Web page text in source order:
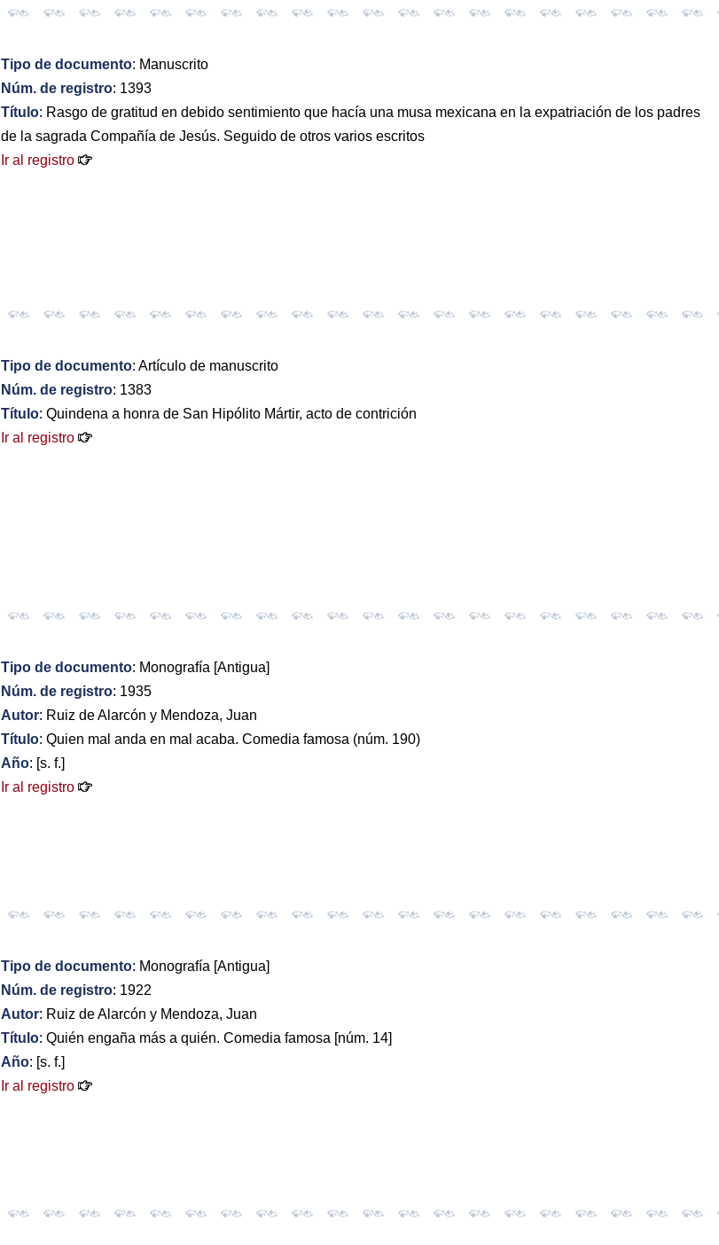
Tipo de documento: Manuscrito
Núm. de registro: 1393
Título: Rasgo de gratitud en debido sentimiento que hacía una musa mexicana en la expatriación de los padres
de la sagrada Compañía de Jesús. Seguido de otros varios escritos
Ir al registro
Tipo de documento: Artículo de manuscrito
Núm. de registro: 1383
Título: Quindena a honra de San Hipólito Mártir, acto de contrición
Ir al registro
Tipo de documento: Monografía [Antigua]
Núm. de registro: 1935
Autor: Ruiz de Alarcón y Mendoza, Juan
Título: Quien mal anda en mal acaba. Comedia famosa (núm. 190)
Año: [s. f.]
Ir al registro
Tipo de documento: Monografía [Antigua]
Núm. de registro: 1922
Autor: Ruiz de Alarcón y Mendoza, Juan
Título: Quién engaña más a quién. Comedia famosa [núm. 14]
Año: [s. f.]
Ir al registro